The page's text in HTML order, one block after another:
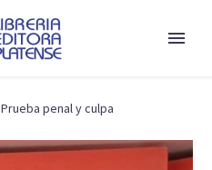
Prueba penal y culpa